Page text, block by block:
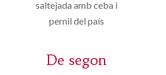
saltejada amb ceba i
pernil del país
De segon